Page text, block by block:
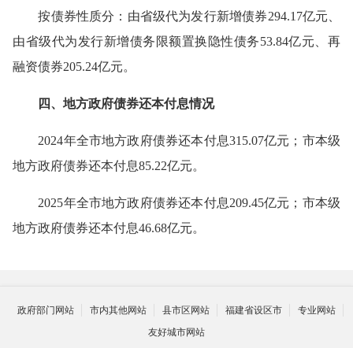
按债券性质分：由省级代为发行新增债券294.17亿元、
由省级代为发行新增债务限额置换隐性债务53.84亿元、再
融资债券205.24亿元。
四、地方政府债券还本付息情况
2024年全市地方政府债券还本付息315.07亿元；市本级
地方政府债券还本付息85.22亿元。
2025年全市地方政府债券还本付息209.45亿元；市本级
地方政府债券还本付息46.68亿元。
政府部门网站 市内其他网站 县市区网站 福建省设区市
专业网站
友好城市网站